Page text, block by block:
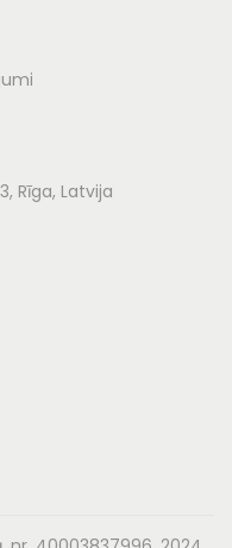
Rīga, Latvija